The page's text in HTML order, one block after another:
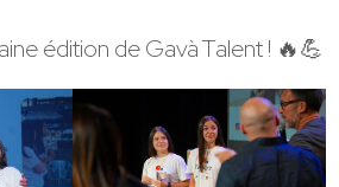
édition de Gavà Talent ! 🔥💪